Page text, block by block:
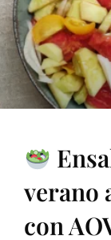
verano
con